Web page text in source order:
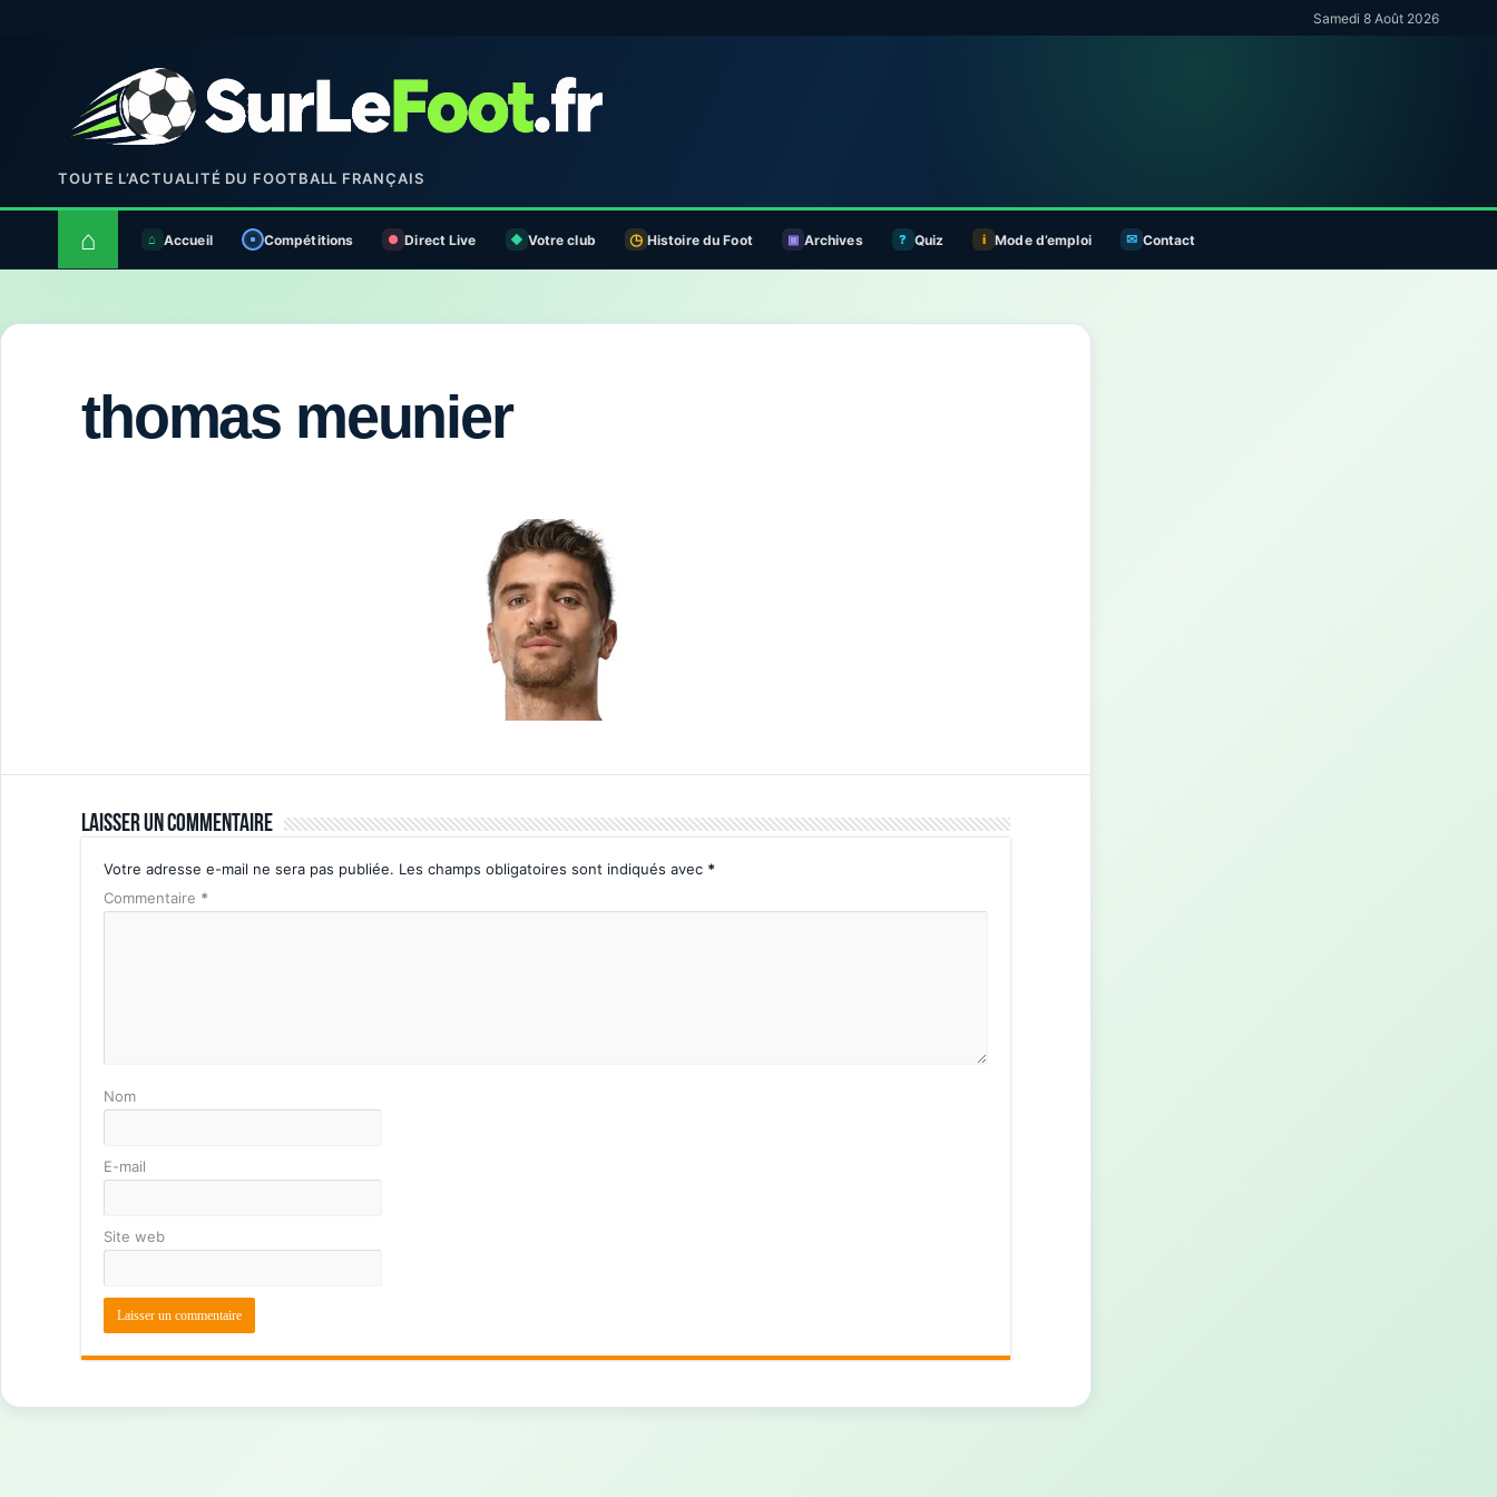
Samedi 8 Août 2026
TOUTE L’ACTUALITÉ DU FOOTBALL FRANÇAIS
⌂ Accueil Compétitions Direct Live Votre club Histoire du Foot Archives Quiz Mode d’emploi Contact
thomas meunier
Laisser un commentaire
Votre adresse e-mail ne sera pas publiée. Les champs obligatoires sont indiqués avec *
Commentaire *
Nom
E-mail
Site web